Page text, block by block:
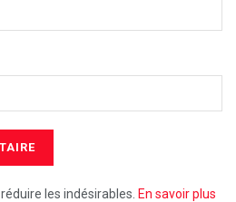
les indésirables. En savoir plus